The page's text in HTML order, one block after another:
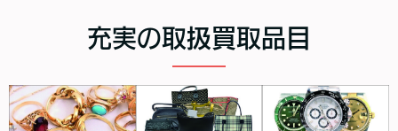
充実の取扱買取品目